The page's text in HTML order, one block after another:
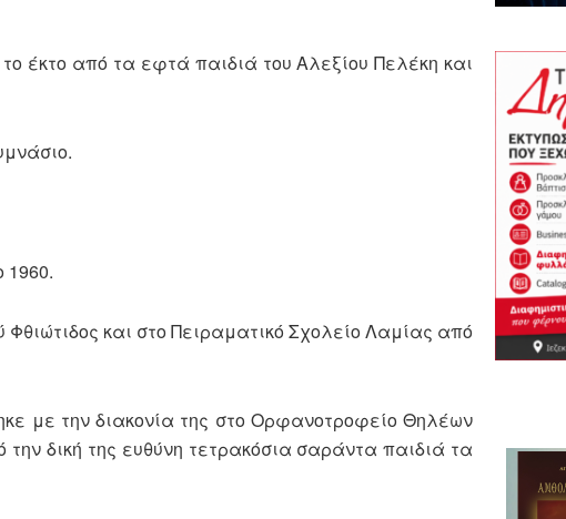
από τα εφτά παιδιά του Αλεξίου Πελέκη και
και στο Πειραματικό Σχολείο Λαμίας από
με την διακονία της στο Ορφανοτροφείο Θηλέων
δική της ευθύνη τετρακόσια σαράντα παιδιά τα